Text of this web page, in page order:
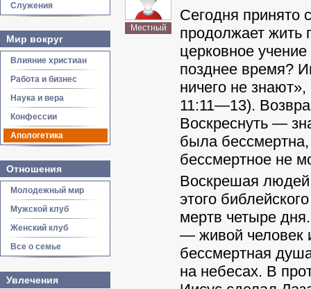
Служения
Мир вокруг
Влияние христиан
Работа и бизнес
Наука и вера
Конфессии
Апологетика
Отношения
Молодежный мир
Мужской клуб
Женский клуб
Все о семье
Увлечения
Местный
Сегодня принято
продолжает жить
церковное
позднее время?
ничего не
11:11—13).
Воскреснуть —
была
бессмертное не
Воскрешая
этого
мертв четыре
— живой человек
бессмертная
на небесах. В